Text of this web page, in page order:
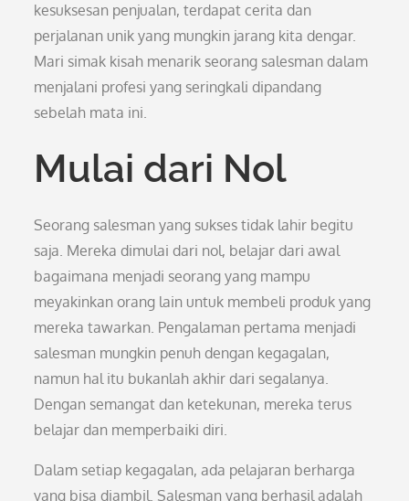
kesuksesan penjualan, terdapat cerita dan
perjalanan unik yang mungkin jarang kita dengar.
Mari simak kisah menarik seorang salesman dalam
menjalani profesi yang seringkali dipandang
sebelah mata ini.
Mulai dari Nol
Seorang salesman yang sukses tidak lahir begitu
saja. Mereka dimulai dari nol, belajar dari awal
bagaimana menjadi seorang yang mampu
meyakinkan orang lain untuk membeli produk yang
mereka tawarkan. Pengalaman pertama menjadi
salesman mungkin penuh dengan kegagalan,
namun hal itu bukanlah akhir dari segalanya.
Dengan semangat dan ketekunan, mereka terus
belajar dan memperbaiki diri.
Dalam setiap kegagalan, ada pelajaran berharga
yang bisa diambil. Salesman yang berhasil adalah